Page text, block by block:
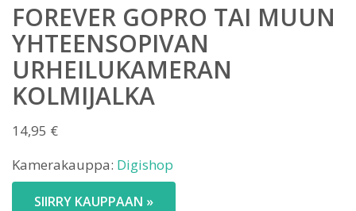
FOREVER GOPRO TAI MUUN
YHTEENSOPIVAN
URHEILUKAMERAN
KOLMIJALKA
14,95 €
Kamerakauppa: Digishop
SIIRRY KAUPPAAN »